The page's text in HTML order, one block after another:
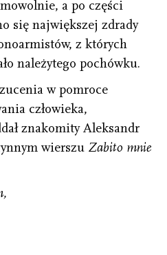
a po części
się największej zdrady
z których
należytego pochówku.
w pomroce
człowieka,
znakomity Aleksandr
wierszu Zabito mnie